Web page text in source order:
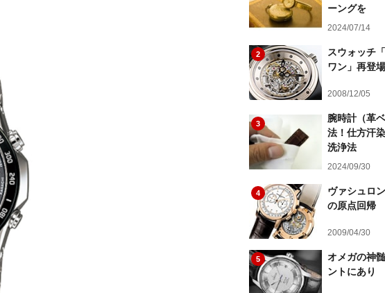
ーングを
2024/07/14
2
スウォッチ
ワン」再登場
2008/12/05
3
腕時計（革
法！仕方汗
洗浄法
2024/09/30
4
ヴァシュロ
の原点回帰
2009/04/30
5
オメガの神
ントにあり